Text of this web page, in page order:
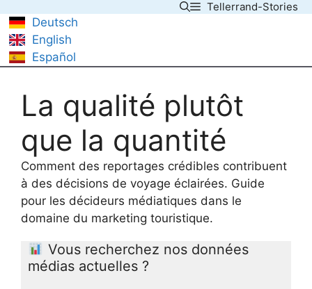
to
content
Tellerrand-Stories
Deutsch
English
Español
La qualité plutôt
que la quantité
Comment des reportages crédibles contribuent
à des décisions de voyage éclairées. Guide
pour les décideurs médiatiques dans le
domaine du marketing touristique.
Vous recherchez nos données
médias actuelles ?